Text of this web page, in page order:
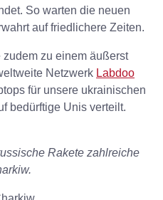
So warten die neuen
auf friedlichere Zeiten.
zu einem äußerst
Netzwerk Labdoo
für unsere ukrainischen
bedürftige Unis verteilt.
Rakete zahlreiche